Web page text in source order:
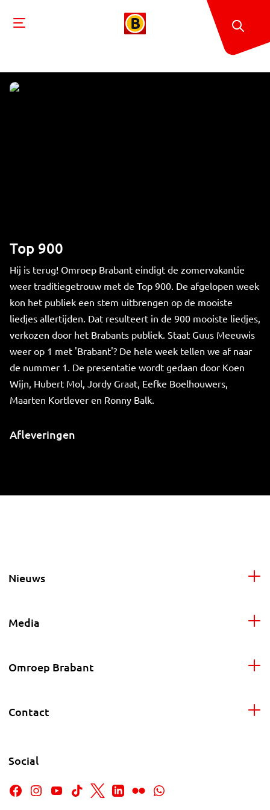
Top 900
Hij is terug! Omroep Brabant eindigt de zomervakantie
weer traditiegetrouw met de Top 900. De afgelopen week
kon het publiek een stem uitbrengen op de mooiste
liedjes allertijden. Dat resulteert in de 900 mooiste liedjes,
verkozen door het Brabants publiek. Staat Guus Meeuwis
weer op 1 met 'Brabant'? De hele week tellen we af naar
de nummer 1. De presentatie wordt gedaan door Koen
Wijn, Hubert Mol, Jordy Graat, Eefke Boelhouwers,
Maarten Kortlever en Ronny Balk.
Afleveringen
Nieuws
Media
Omroep Brabant
Contact
Social